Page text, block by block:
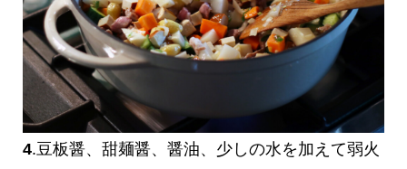
4.豆板醤、甜麺醤、醤油、少しの水を加えて弱火